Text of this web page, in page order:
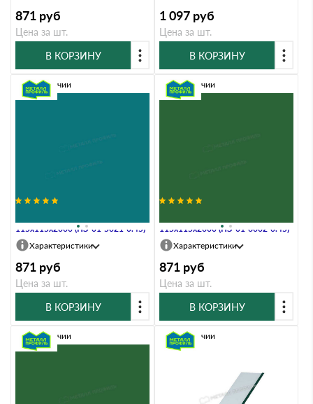
871 руб
Цена за шт.
В КОРЗИНУ
1 097 руб
Цена за шт.
В КОРЗИНУ
115х115х2000 (ПЭ-01-5021-0.45)
В наличии
Характеристики
871 руб
Цена за шт.
В КОРЗИНУ
115х115х2000 (ПЭ-01-6002-0.45)
В наличии
Характеристики
871 руб
Цена за шт.
В КОРЗИНУ
В наличии В наличии